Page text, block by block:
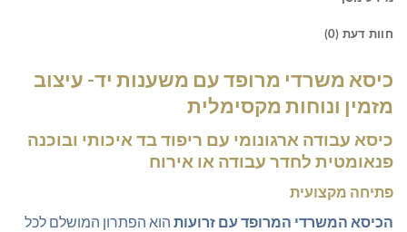
חוות דעת (0)
כיסא משרדי מרופד עם משענות יד- עיצוב
מזמין ונוחות מקסימלית
כיסא עבודה ארגונומי עם ריפוד בד איכותי ובוכנה
פנאומטית לחדר עבודה או אירוח
פתיחה מקצועית
הכיסא המשרדי המרופד עם זרועות הוא הפתרון המושלם לכל